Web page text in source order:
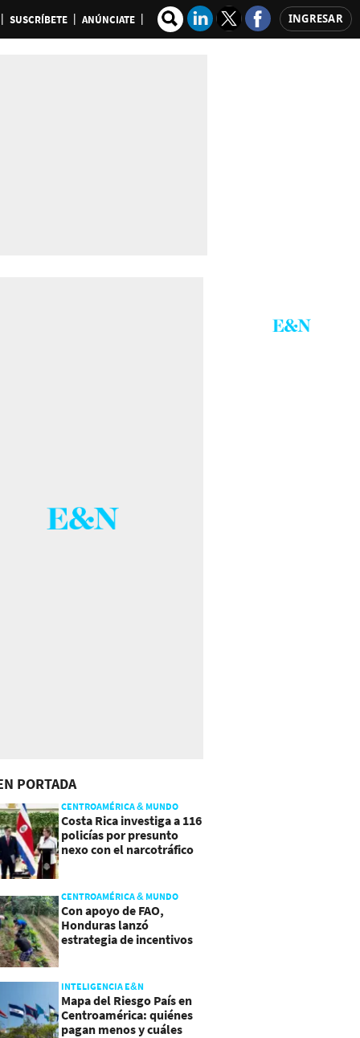
SUSCRÍBETE ANÚNCIATE INGRESAR
PORTADA
CENTROAMÉRICA & MUNDO
Costa Rica investiga a 116
policías por presunto
nexo con el narcotráfico
CENTROAMÉRICA & MUNDO
Con apoyo de FAO,
Honduras lanzó
estrategia de incentivos
INTELIGENCIA E&N
Mapa del Riesgo País en
Centroamérica: quiénes
pagan menos y cuáles